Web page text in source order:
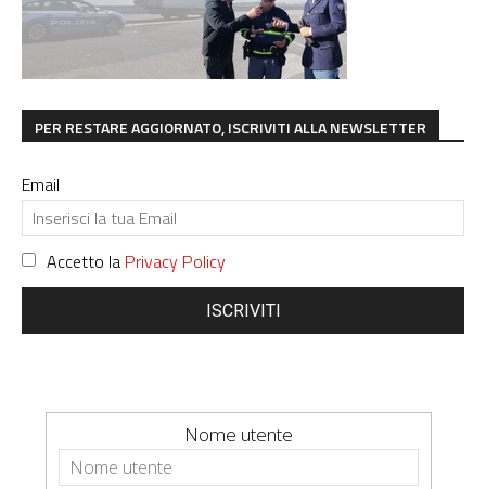
PER RESTARE AGGIORNATO, ISCRIVITI ALLA NEWSLETTER
Email
Accetto la Privacy Policy
ISCRIVITI
Nome utente